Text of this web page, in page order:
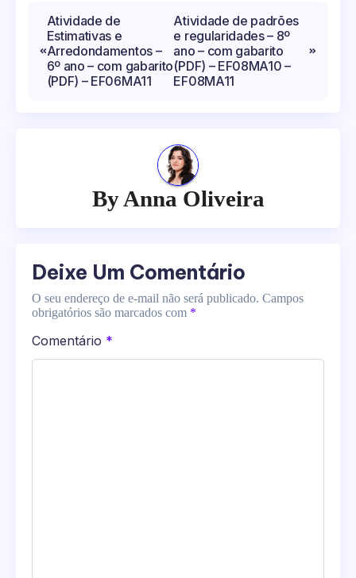
Navegação
de
Post
Atividade de
Estimativas e
Arredondamentos –
6º ano – com gabarito
(PDF) – EF06MA11
Atividade de padrões
e regularidades – 8º
ano – com gabarito
(PDF) – EF08MA10 –
EF08MA11
ByAnna Oliveira
Deixe Um Comentário
O seu endereço de e-mail não será publicado. Campos
obrigatórios são marcados com *
Comentário *